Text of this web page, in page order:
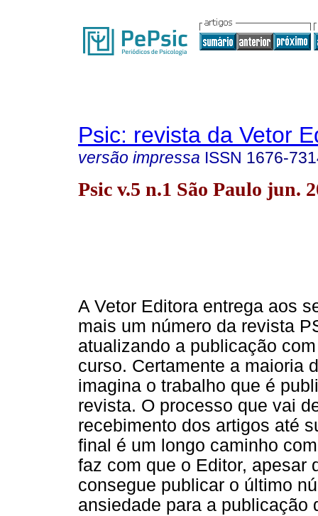
Psic: revista da Vetor
versão impressa ISSN 1676-
Psic v.5 n.1 São Paulo jun.
A Vetor Editora entrega aos
mais um número da revista
atualizando a publicação
curso. Certamente a maioria
imagina o trabalho que é
revista. O processo que vai
recebimento dos artigos até
final é um longo caminho
faz com que o Editor, apesar
consegue publicar o último
ansiedade para a publicação